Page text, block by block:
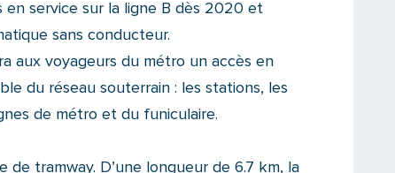
en service sur la ligne B dès 2020 et
sans conducteur.
aux voyageurs du métro un accès en
du réseau souterrain : les stations, les
de métro et du funiculaire.
de tramway. D’une longueur de 6.7 km, la